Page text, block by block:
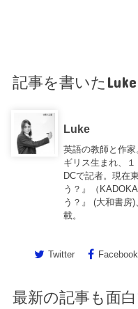
記事を書いた
Luke
英語の教師と作
ギリス生まれ、
DCで記者。現在
う？』（
う？』 (大和書房
載。
Twitter Facebook
最新の記事も面白